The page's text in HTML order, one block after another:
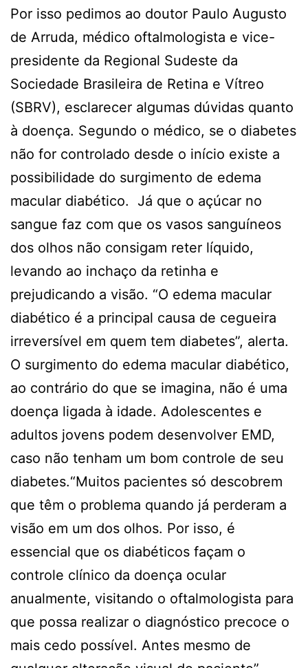
Por isso pedimos ao doutor Paulo Augusto
de Arruda, médico oftalmologista e vice-
presidente da Regional Sudeste da
Sociedade Brasileira de Retina e Vítreo
(SBRV), esclarecer algumas dúvidas quanto
à doença. Segundo o médico, se o diabetes
não for controlado desde o início existe a
possibilidade do surgimento de edema
macular diabético. Já que o açúcar no
sangue faz com que os vasos sanguíneos
dos olhos não consigam reter líquido,
levando ao inchaço da retinha e
prejudicando a visão. “O edema macular
diabético é a principal causa de cegueira
irreversível em quem tem diabetes”, alerta.
O surgimento do edema macular diabético,
ao contrário do que se imagina, não é uma
doença ligada à idade. Adolescentes e
adultos jovens podem desenvolver EMD,
caso não tenham um bom controle de seu
diabetes.“Muitos pacientes só descobrem
que têm o problema quando já perderam a
visão em um dos olhos. Por isso, é
essencial que os diabéticos façam o
controle clínico da doença ocular
anualmente, visitando o oftalmologista para
que possa realizar o diagnóstico precoce o
mais cedo possível. Antes mesmo de